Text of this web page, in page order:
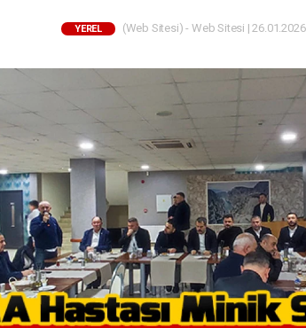
YEREL (Web Sitesi) - Web Sitesi |